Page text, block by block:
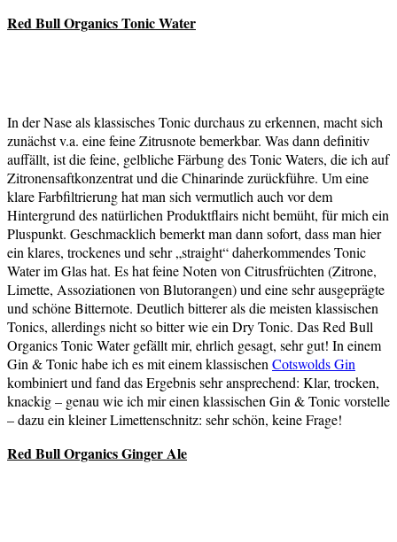
Red Bull Organics Tonic Water
In der Nase als klassisches Tonic durchaus zu erkennen, macht sich
zunächst v.a. eine feine Zitrusnote bemerkbar. Was dann definitiv
auffällt, ist die feine, gelbliche Färbung des Tonic Waters, die ich auf
Zitronensaftkonzentrat und die Chinarinde zurückführe. Um eine
klare Farbfiltrierung hat man sich vermutlich auch vor dem
Hintergrund des natürlichen Produktflairs nicht bemüht, für mich ein
Pluspunkt. Geschmacklich bemerkt man dann sofort, dass man hier
ein klares, trockenes und sehr „straight“ daherkommendes Tonic
Water im Glas hat. Es hat feine Noten von Citrusfrüchten (Zitrone,
Limette, Assoziationen von Blutorangen) und eine sehr ausgeprägte
und schöne Bitternote. Deutlich bitterer als die meisten klassischen
Tonics, allerdings nicht so bitter wie ein Dry Tonic. Das Red Bull
Organics Tonic Water gefällt mir, ehrlich gesagt, sehr gut! In einem
Gin & Tonic habe ich es mit einem klassischenCotswolds Gin
kombiniert und fand das Ergebnis sehr ansprechend: Klar, trocken,
knackig – genau wie ich mir einen klassischen Gin & Tonic vorstelle
– dazu ein kleiner Limettenschnitz: sehr schön, keine Frage!
Red Bull Organics Ginger Ale